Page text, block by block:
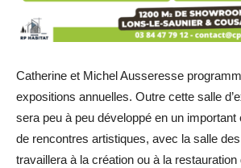
Catherine et Michel Ausseresse
expositions annuelles. Outre cette salle
sera peu à peu développé en un
de rencontres artistiques, avec la salle
travaillera à la création ou à la